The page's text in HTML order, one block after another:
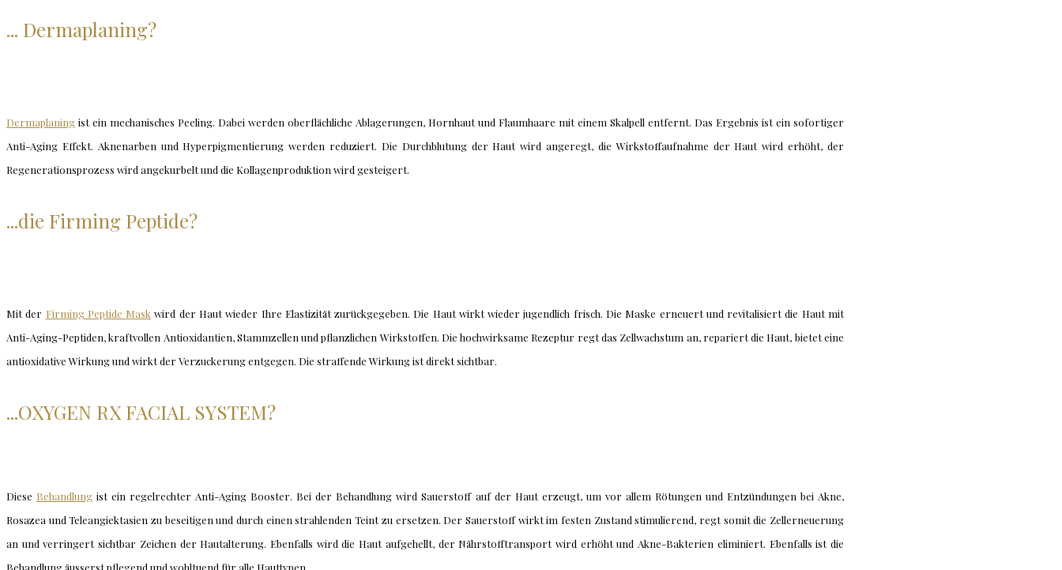
... Dermaplaning?
Dermaplaning ist ein mechanisches Peeling. Dabei werden oberflächliche Ablagerungen, Hornhaut und Flaumhaare mit einem Skalpell entfernt. Das Ergebnis ist ein sofortiger
Anti-Aging Effekt. Aknenarben und Hyperpigmentierung werden reduziert. Die Durchblutung der Haut wird angeregt, die Wirkstoffaufnahme der Haut wird erhöht, der
Regenerationsprozess wird angekurbelt und die Kollagenproduktion wird gesteigert.
...die Firming Peptide?
Mit der Firming Peptide Mask wird der Haut wieder Ihre Elastizität zurückgegeben. Die Haut wirkt wieder jugendlich frisch. Die Maske erneuert und revitalisiert die Haut mit
Anti-Aging-Peptiden, kraftvollen Antioxidantien, Stammzellen und pflanzlichen Wirkstoffen. Die hochwirksame Rezeptur regt das Zellwachstum an, repariert die Haut, bietet eine
antioxidative Wirkung und wirkt der Verzuckerung entgegen. Die straffende Wirkung ist direkt sichtbar.
...OXYGEN RX FACIAL SYSTEM?
Diese Behandlung ist ein regelrechter Anti-Aging Booster. Bei der Behandlung wird Sauerstoff auf der Haut erzeugt, um vor allem Rötungen und Entzündungen bei Akne,
Rosazea und Teleangiektasien zu beseitigen und durch einen strahlenden Teint zu ersetzen. Der Sauerstoff wirkt im festen Zustand stimulierend, regt somit die Zellerneuerung
an und verringert sichtbar Zeichen der Hautalterung. Ebenfalls wird die Haut aufgehellt, der Nährstofftransport wird erhöht und Akne-Bakterien eliminiert. Ebenfalls ist die
Behandlung äusserst pflegend und wohltuend für alle Hauttypen.